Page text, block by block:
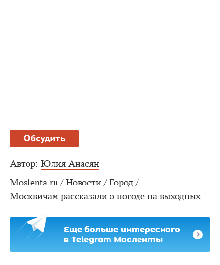
Обсудить
Автор: Юлия Анасян
Moslenta.ru / Новости / Город /
Москвичам рассказали о погоде на выходных
Еще больше интересного
в Telegram Мосленты